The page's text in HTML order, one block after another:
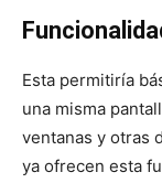
Esta permitiría
una misma
ventanas y otras
ya ofrecen esta